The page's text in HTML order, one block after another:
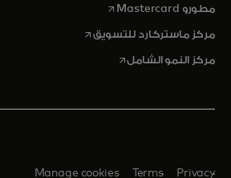
مطورو Mastercard opens in a new tab
مركز ماستركارد للتسويقopens in a new tab
مركز النمو الشاملopens in a new tab
Privacy
Terms
Manage cookies